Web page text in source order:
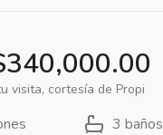
visita, cortesía de Propi
3 baños